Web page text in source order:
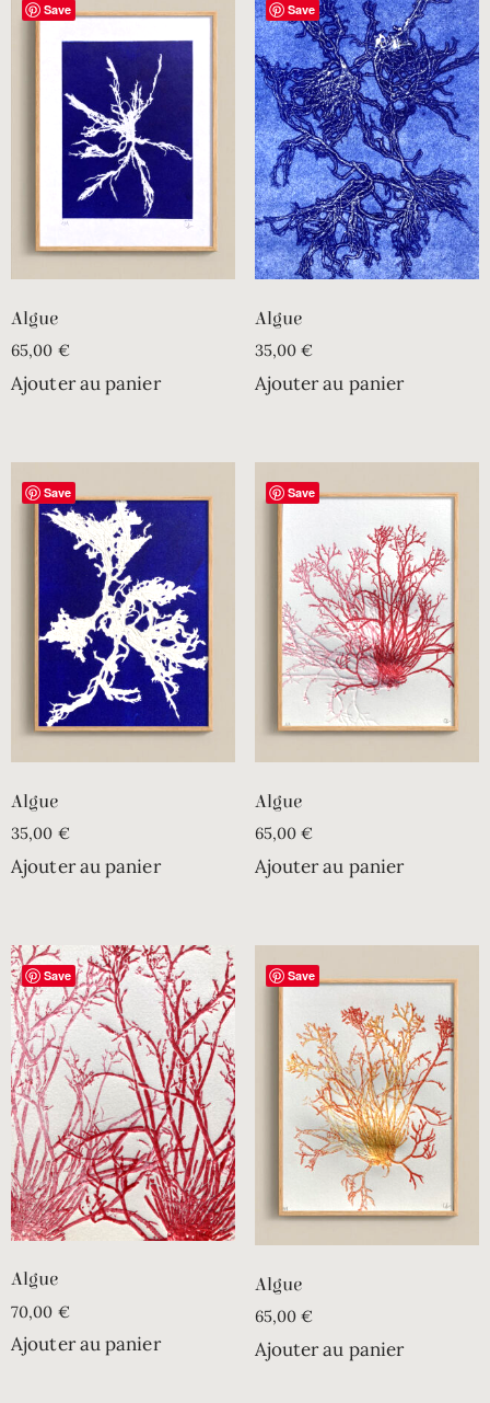
Save
Algue
65,00 €
Ajouter au panier
Save
Algue
35,00€
Ajouter au panier
Save
Algue
35,00 €
Ajouter au panier
Save
Algue
65,00€
Ajouter au panier
Save
Algue
70,00 €
Ajouter au panier
Save
Algue
65,00€
Ajouter au panier